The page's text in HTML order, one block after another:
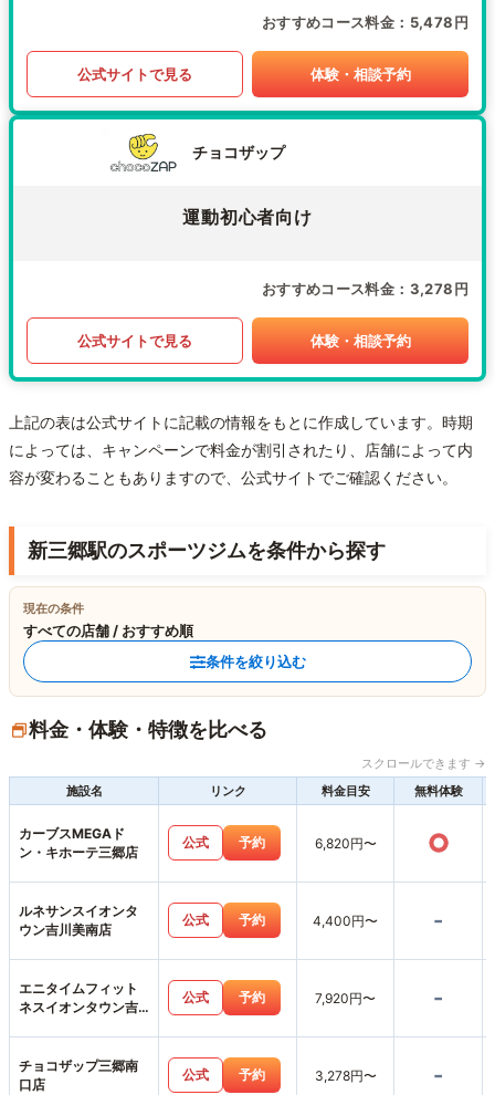
おすすめコース料金 5,478円
公式サイトで見る 体験・相談予約
チョコザップ
運動初心者向け
おすすめコース料金 3,278円
公式サイトで見る 体験・相談予約
上記の表は公式サイトに記載の情報をもとに作成しています。時期
によっては、キャンペーンで料金が割引されたり、店舗によって内
容が変わることもありますので、公式サイトでご確認ください。
新三郷駅のスポーツジムを条件から探す
現在の条件
すべての店舗 / おすすめ順
条件を絞り込む
料金・体験・特徴を比べる
スクロールできます →
施設名
リンク 料金目安 無料体験
カーブスMEGAド
ン・キホーテ三郷店
公式 予約 6,820円〜 ○
ルネサンスイオンタ
ウン吉川美南店
公式 予約 4,400円〜 -
エニタイムフィット
ネスイオンタウン吉
公式 予約 7,920円〜 -
チョコザップ三郷南
口店
公式 予約 3,278円〜 -